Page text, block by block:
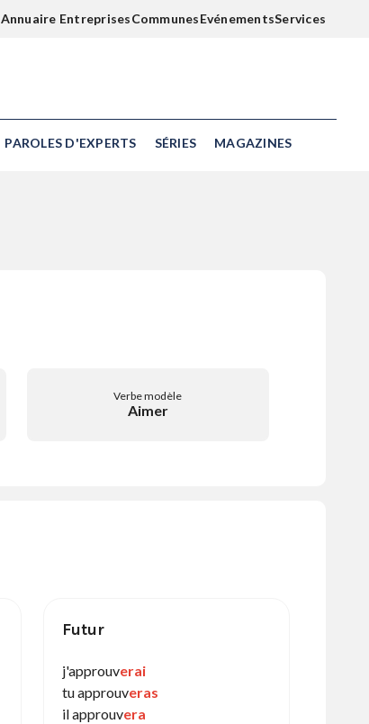
Annuaire EntreprisesCommunesEvénementsServices
PAROLES D'EXPERTS SÉRIES MAGAZINES
Verbe modèle
Aimer
Futur
j'approuverai
tu approuveras
il approuvera